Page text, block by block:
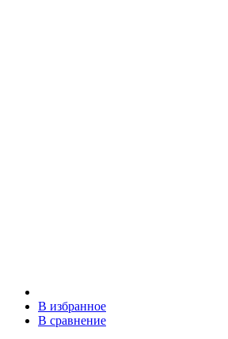
В избранное
В сравнение